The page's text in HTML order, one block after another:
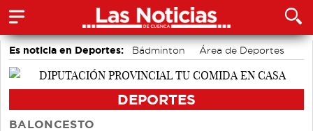
Es noticia en Deportes: Bádminton
Área de Deportes
Motor
Bolos conquenses
DEPORTES
BALONCESTO